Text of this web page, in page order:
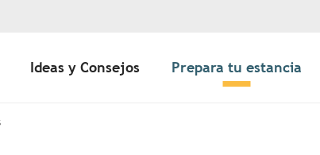
Ideas y Consejos Prepara tu estancia